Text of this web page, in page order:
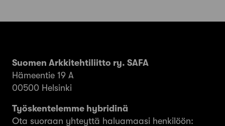
Suomen Arkkitehtiliitto ry. SAFA
Hämeentie 19 A
00500 Helsinki
Työskentelemme hybridinä
Ota suoraan yhteyttä haluamaasi henkilöön: